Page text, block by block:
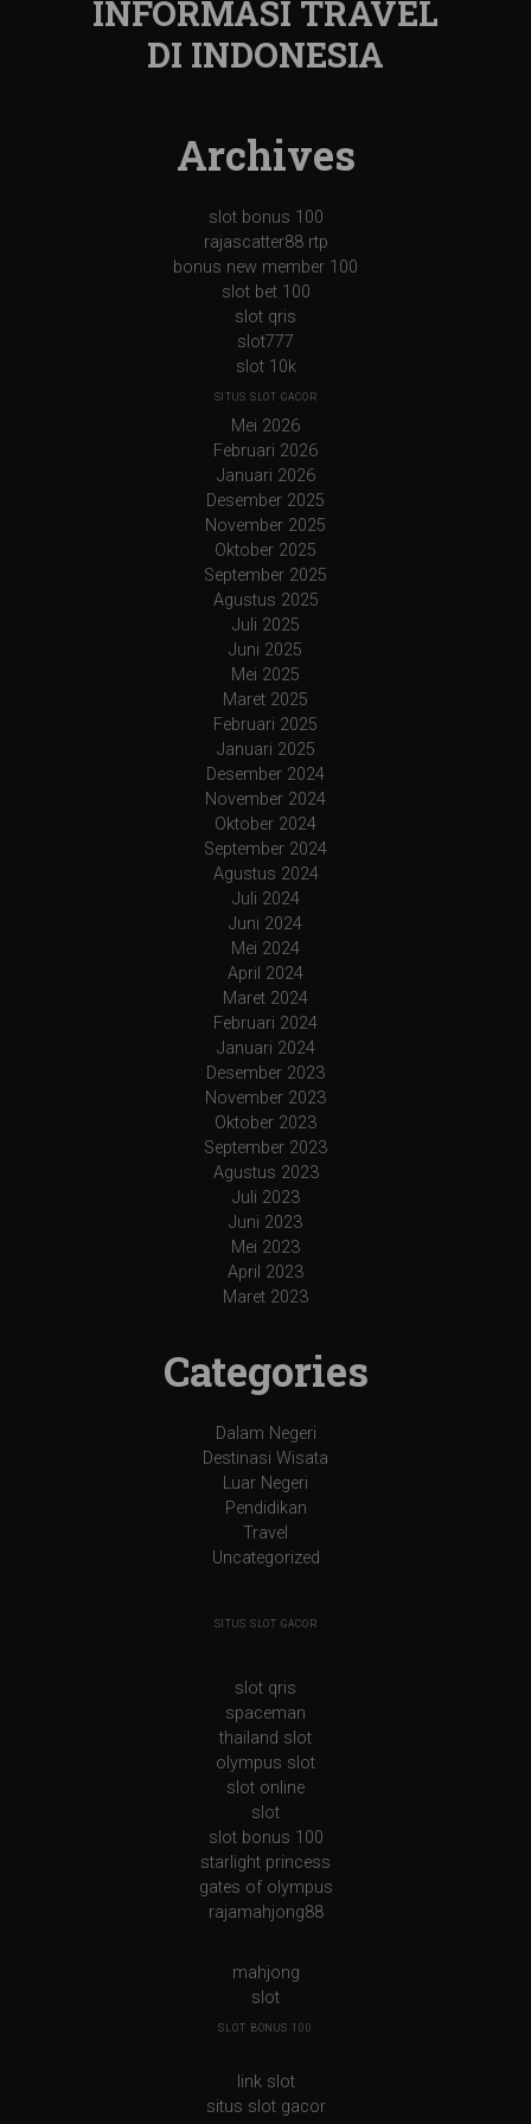
INFORMASI TRAVEL
DI INDONESIA
Archives
slot bonus 100
rajascatter88 rtp
bonus new member 100
slot bet 100
slot qris
slot777
slot 10k
SITUS SLOT GACOR
Mei 2026
Februari 2026
Januari 2026
Desember 2025
November 2025
Oktober 2025
September 2025
Agustus 2025
Juli 2025
Juni 2025
Mei 2025
Maret 2025
Februari 2025
Januari 2025
Desember 2024
November 2024
Oktober 2024
September 2024
Agustus 2024
Juli 2024
Juni 2024
Mei 2024
April 2024
Maret 2024
Februari 2024
Januari 2024
Desember 2023
November 2023
Oktober 2023
September 2023
Agustus 2023
Juli 2023
Juni 2023
Mei 2023
April 2023
Maret 2023
Categories
Dalam Negeri
Destinasi Wisata
Luar Negeri
Pendidikan
Travel
Uncategorized
SITUS SLOT GACOR
slot qris
spaceman
thailand slot
olympus slot
slot online
slot
slot bonus 100
starlight princess
gates of olympus
rajamahjong88
mahjong
slot
SLOT BONUS 100
link slot
situs slot gacor